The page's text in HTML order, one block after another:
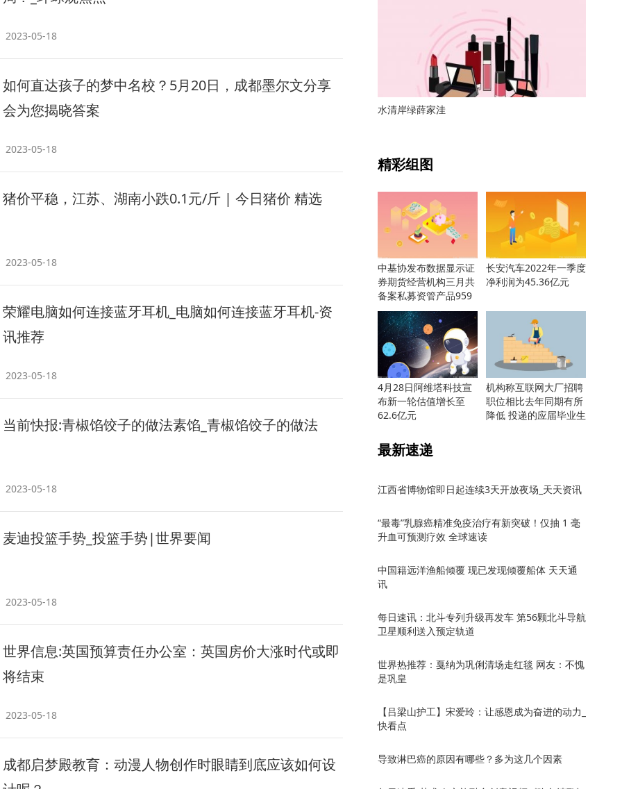
2023-05-18
如何直达孩子的梦中名校？5月20日，成都墨尔文分享
会为您揭晓答案
2023-05-18
猪价平稳，江苏、湖南小跌0.1元/斤 | 今日猪价 精选
2023-05-18
荣耀电脑如何连接蓝牙耳机_电脑如何连接蓝牙耳机-资
讯推荐
2023-05-18
当前快报:青椒馅饺子的做法素馅_青椒馅饺子的做法
2023-05-18
麦迪投篮手势_投篮手势|世界要闻
2023-05-18
世界信息:英国预算责任办公室：英国房价大涨时代或即
将结束
2023-05-18
成都启梦殿教育：动漫人物创作时眼睛到底应该如何设
水清岸绿薛家洼
精彩组图
中基协发布数据显示证
券期货经营机构三月共
备案私募资管产品959
只
长安汽车2022年一季度
净利润为45.36亿元
4月28日阿维塔科技宣
布新一轮估值增长至
62.6亿元
机构称互联网大厂招聘
职位相比去年同期有所
降低 投递的应届毕业生
最新速递
江西省博物馆即日起连续3天开放夜场_天天资讯
“最毒”乳腺癌精准免疫治疗有新突破！仅抽 1 毫
升血可预测疗效 全球速读
中国籍远洋渔船倾覆 现已发现倾覆船体 天天通
讯
每日速讯：北斗专列升级再发车 第56颗北斗导航
卫星顺利送入预定轨道
世界热推荐：戛纳为巩俐清场走红毯 网友：不愧
是巩皇
【吕梁山护工】宋爱玲：让感恩成为奋进的动力_
快看点
导致淋巴癌的原因有哪些？多为这几个因素